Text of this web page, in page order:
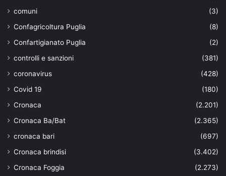
comuni
(3)
Confagricoltura Puglia
(8)
Confartigianato Puglia
(2)
controlli e sanzioni
(381)
coronavirus
(428)
Covid 19
(180)
Cronaca
(2.201)
Cronaca Ba/Bat
(2.365)
cronaca bari
(697)
Cronaca brindisi
(3.402)
Cronaca Foggia
(2.273)